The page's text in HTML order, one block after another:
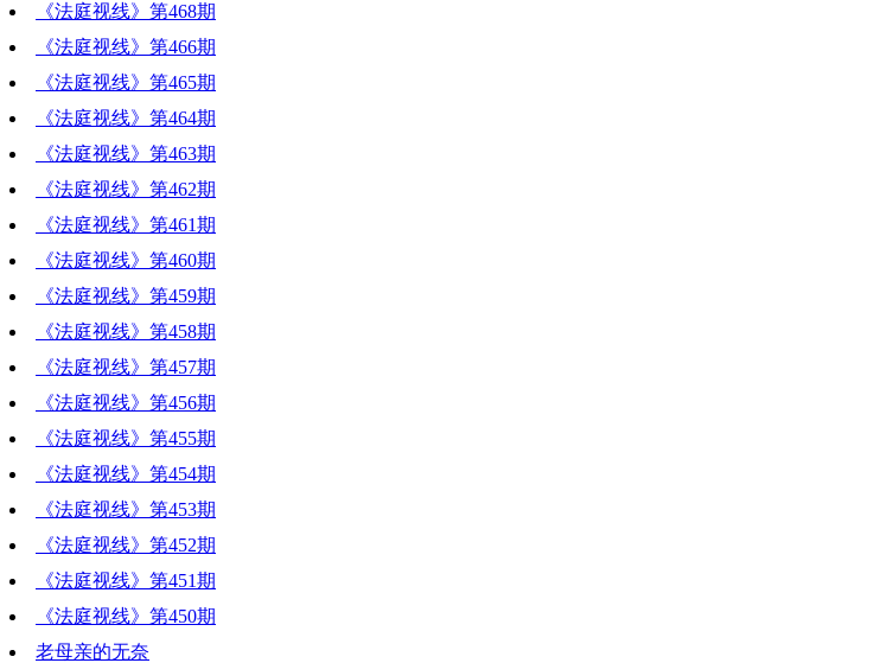
《法庭视线》第468期
《法庭视线》第466期
《法庭视线》第465期
《法庭视线》第464期
《法庭视线》第463期
《法庭视线》第462期
《法庭视线》第461期
《法庭视线》第460期
《法庭视线》第459期
《法庭视线》第458期
《法庭视线》第457期
《法庭视线》第456期
《法庭视线》第455期
《法庭视线》第454期
《法庭视线》第453期
《法庭视线》第452期
《法庭视线》第451期
《法庭视线》第450期
老母亲的无奈